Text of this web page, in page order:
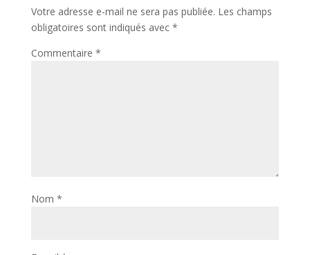
Votre adresse e-mail ne sera pas publiée. Les champs
obligatoires sont indiqués avec *
Commentaire *
Nom *